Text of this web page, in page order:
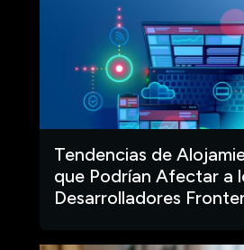
Tendencias de
que Podrían Afectar a
Desarrolladores